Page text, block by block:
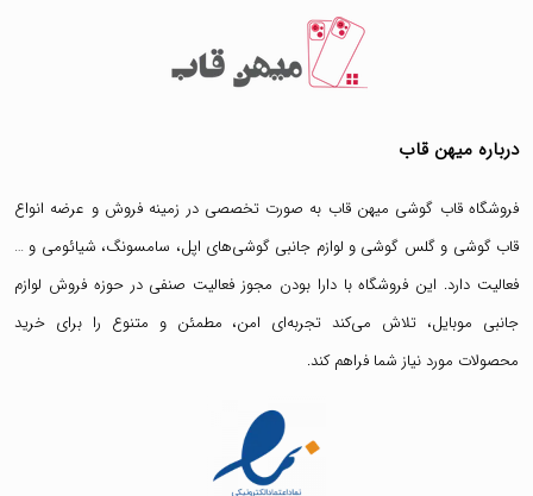
درباره میهن قاب
فروشگاه قاب گوشی میهن قاب به صورت تخصصی در زمینه فروش و عرضه انواع
قاب گوشی وگلس گوشی و لوازم جانبی گوشی‌های اپل، سامسونگ، شیائومی و …
فعالیت دارد. این فروشگاه با دارا بودن مجوز فعالیت صنفی در حوزه فروش لوازم
جانبی موبایل، تلاش می‌کند تجربه‌ای امن، مطمئن و متنوع را برای خرید
محصولات مورد نیاز شما فراهم کند.